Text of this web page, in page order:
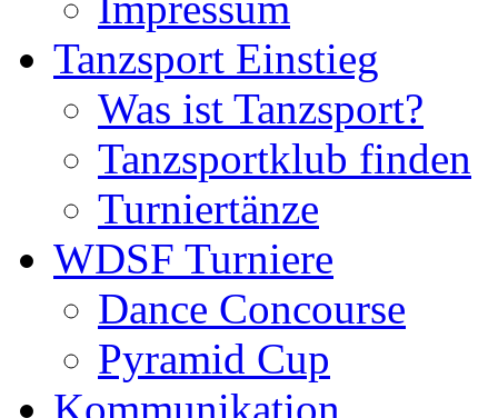
Tanzsport Einstieg
Was ist Tanzsport?
Tanzsportklub finden
Turniertänze
WDSF Turniere
Dance Concourse
Pyramid Cup
Kommunikation